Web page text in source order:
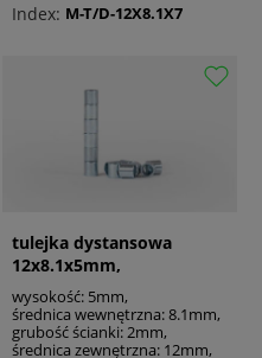
Index: M-T/D-12X8.1X7
tulejka dystansowa
12x8.1x5mm,
galwanizowana
wysokość: 5mm,
średnica wewnętrzna: 8.1mm,
grubość ścianki: 2mm,
średnica zewnętrzna: 12mm,